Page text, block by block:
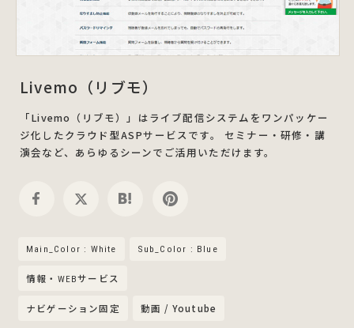
Livemo（リブモ）
「Livemo（リブモ）」はライブ配信システムをワンパッケー
ジ化したクラウド型ASPサービスです。 セミナー・研修・講
演会など、あらゆるシーンでご活用いただけます。
Main_Color : White Sub_Color : Blue
情報・WEBサービス
ナビゲーション固定 動画 / Youtube